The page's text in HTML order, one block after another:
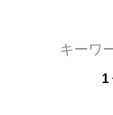
キーワ
1